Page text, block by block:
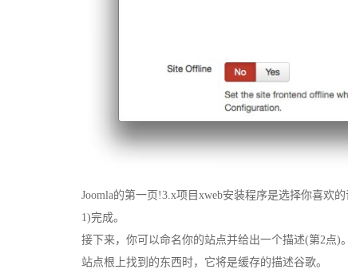
Joomla的第一页!3.x项目xweb安装程序是选择你喜欢
1)完成。
接下来，你可以命名你的站点并给出一个描述(第2点
站点根上找到的东西时，它将是缓存的描述谷歌。